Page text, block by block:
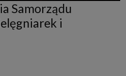
Samorządu
i